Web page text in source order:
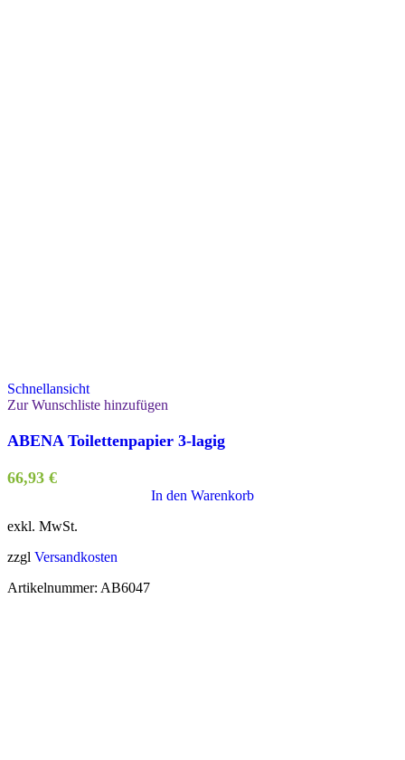
Schnellansicht
Zur Wunschliste hinzufügen
ABENA Toilettenpapier 3-lagig
66,93 €
In den Warenkorb
exkl. MwSt.
zzgl Versandkosten
Artikelnummer: AB6047